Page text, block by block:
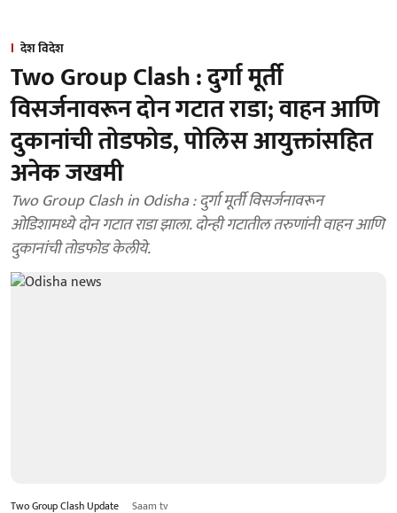
देश विदेश
Two Group Clash : दुर्गा मूर्ती
विसर्जनावरून दोन गटात राडा; वाहन आणि
दुकानांची तोडफोड, पोलिस आयुक्तांसहित
अनेक जखमी
Two Group Clash in Odisha : दुर्गा मूर्ती विसर्जनावरून
ओडिशामध्ये दोन गटात राडा झाला. दोन्ही गटातील तरुणांनी वाहन आणि
दुकानांची तोडफोड केलीये.
Two Group Clash Update Saam tv